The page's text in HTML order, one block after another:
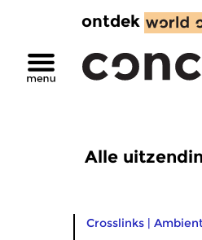
ontdek
Alle
Crosslinks |